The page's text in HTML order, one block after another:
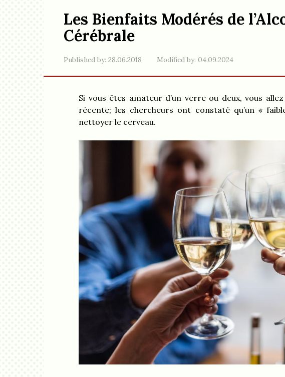
Les Bienfaits Modérés de
Cérébrale
Published by: 28.06.2018 Modified by: 04.09.2024
Si vous êtes amateur d’un verre ou deux, vous
récente; les chercheurs ont constaté qu’un «
nettoyer le cerveau.